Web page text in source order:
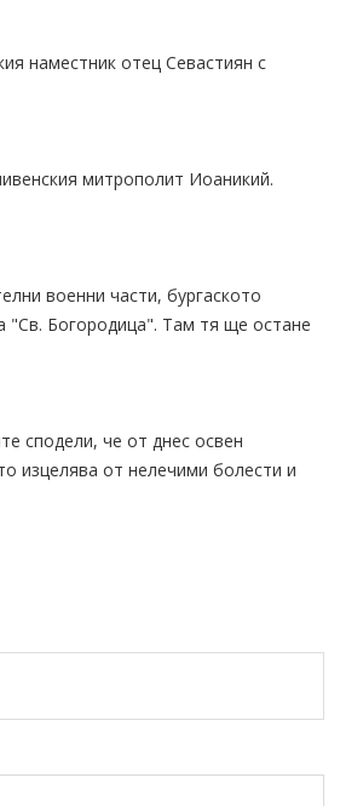
наместник отец Севастиян с
митрополит Иоаникий.
военни части, бургаското
"Св. Богородица". Там тя ще остане
сподели, че от днес освен
изцелява от нелечими болести и